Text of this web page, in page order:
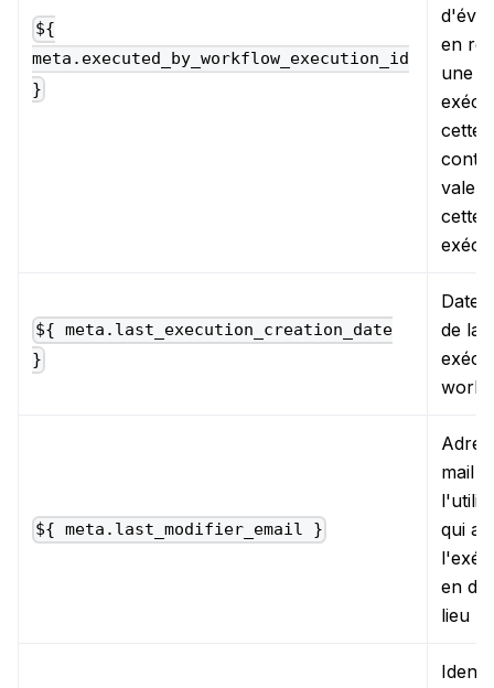
${
meta.executed_by_workflow_execution_id
}
en
une
cette
cette
${ meta.last_execution_creation_date
}
Date
de la
${ meta.last_modifier_email }
mail
qui a
en
lieu